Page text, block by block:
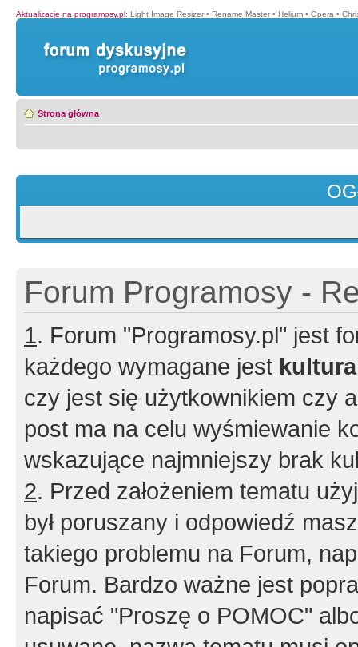
Aktualizacje na programosy.pl: Light Image Resizer • Rename Master • Helium • Opera •
Strona główna
Forum Programosy -
1. Forum "Programosy.pl" jest
każdego wymagane jest
czy jest się użytkownikiem czy
post ma na celu wyśmiewanie
wskazujące najmniejszy brak
2. Przed założeniem tematu
był poruszany i odpowiedź
takiego problemu na Forum,
Forum. Bardzo ważne jest
napisać "Proszę o POMOC"